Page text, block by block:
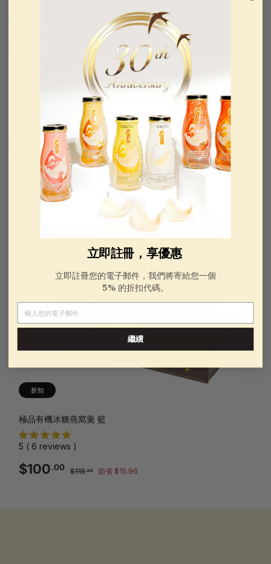
10月14， 2021 金燕窩
可食用的燕窩
血燕窩 - 罕見的亞洲美食
4月06， 2022 金燕窩
特色產品
折扣
極品有機冰糖燕窩羹 籃
5 ( 6 reviews )
銷
售
$100.00 $100.00
般
$115.96$115.96
節省 $15.96
立即註冊，享優惠
立即註冊您的電子郵件，我們將寄給您一個
5% 的折扣代碼。
繼續